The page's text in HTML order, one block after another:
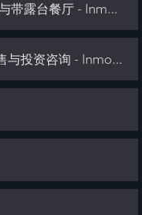
巴塞罗那餐厅转让 | 餐馆、C3执照与带露台餐厅 - Inmo Olaya
巴塞罗那购买餐厅 | 餐厅转让、出售与投资咨询 - Inmo Olaya